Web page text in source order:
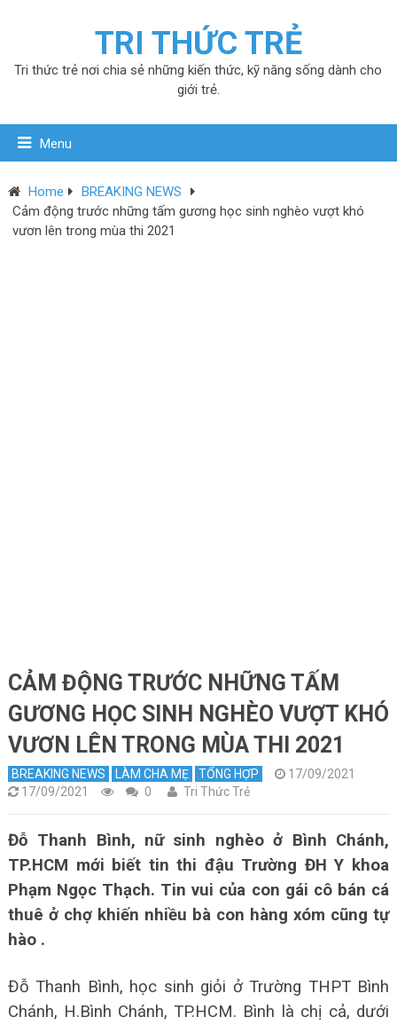
TRI THỨC TRẺ
Tri thức trẻ nơi chia sẻ những kiến thức, kỹ năng sống dành cho
giới trẻ.
Menu
Home
BREAKING NEWS
Cảm động trước những tấm gương học sinh nghèo vượt khó
vươn lên trong mùa thi 2021
CẢM ĐỘNG TRƯỚC NHỮNG TẤM
GƯƠNG HỌC SINH NGHÈO VƯỢT KHÓ
VƯƠN LÊN TRONG MÙA THI 2021
BREAKING NEWS LÀM CHA MẸ TỔNG HỢP
17/09/2021
17/09/2021
0 Tri Thức Trẻ
Đỗ Thanh Bình, nữ sinh nghèo ở Bình Chánh,
TP.HCM mới biết tin thi đậu Trường ĐH Y khoa
Phạm Ngọc Thạch. Tin vui của con gái cô bán cá
thuê ở chợ khiến nhiều bà con hàng xóm cũng tự
hào .
Đỗ Thanh Bình, học sinh giỏi ở Trường THPT Bình
Chánh, H.Bình Chánh, TP.HCM. Bình là chị cả, dưới